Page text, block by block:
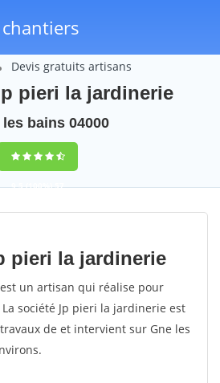
Devis gratuits artisans
pieri la jardinerie
les bains 04000
9,5(100%)57
votes
pieri la jardinerie
un artisan qui réalise pour
société Jp pieri la jardinerie est
de et intervient sur Gne les